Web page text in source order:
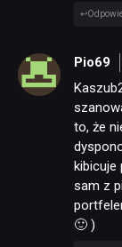
Pio69
to, że
sam z
🙂 )